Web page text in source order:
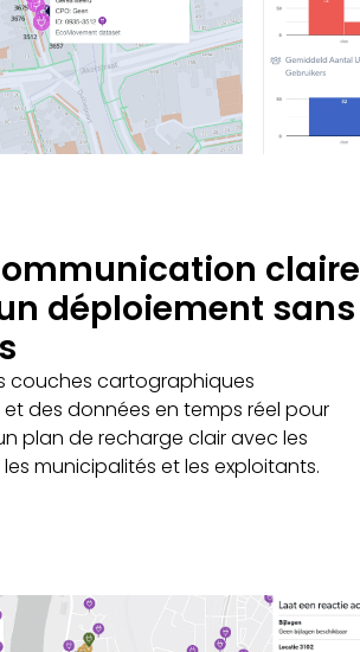
claire
déploiement sans
couches cartographiques
des données en temps réel pour
plan de recharge clair avec les
municipalités et les exploitants.